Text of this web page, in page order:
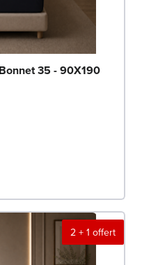
35 - 90X190
2 + 1 offert